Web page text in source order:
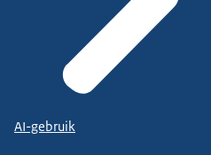
AI-gebruik